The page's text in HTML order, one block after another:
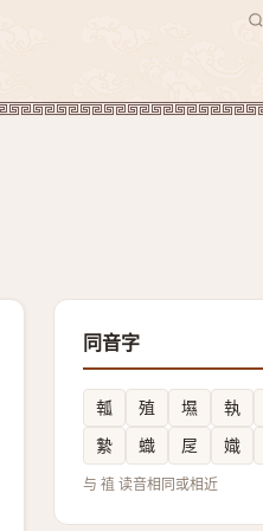
同音字
瓡 殖 㙷 執
縶
蟙 㞏 嬂
与 禃 读音相同或相近